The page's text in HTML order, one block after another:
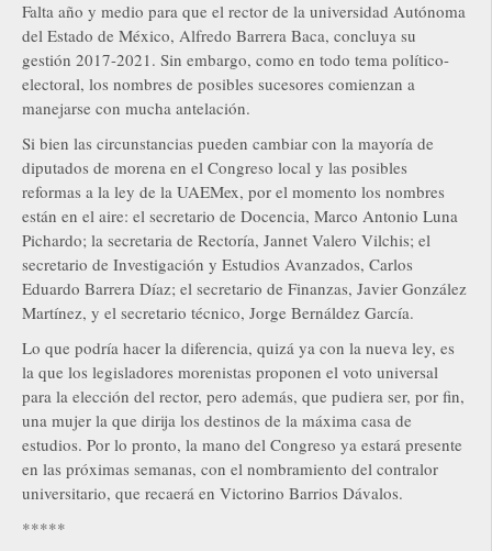
Falta año y medio para que el rector de la universidad Autónoma
del Estado de México, Alfredo Barrera Baca, concluya su
gestión 2017-2021. Sin embargo, como en todo tema político-
electoral, los nombres de posibles sucesores comienzan a
manejarse con mucha antelación.
Si bien las circunstancias pueden cambiar con la mayoría de
diputados de morena en el Congreso local y las posibles
reformas a la ley de la UAEMex, por el momento los nombres
están en el aire: el secretario de Docencia, Marco Antonio Luna
Pichardo; la secretaria de Rectoría, Jannet Valero Vilchis; el
secretario de Investigación y Estudios Avanzados, Carlos
Eduardo Barrera Díaz; el secretario de Finanzas, Javier González
Martínez, y el secretario técnico, Jorge Bernáldez García.
Lo que podría hacer la diferencia, quizá ya con la nueva ley, es
la que los legisladores morenistas proponen el voto universal
para la elección del rector, pero además, que pudiera ser, por fin,
una mujer la que dirija los destinos de la máxima casa de
estudios. Por lo pronto, la mano del Congreso ya estará presente
en las próximas semanas, con el nombramiento del contralor
universitario, que recaerá en Victorino Barrios Dávalos.
*****